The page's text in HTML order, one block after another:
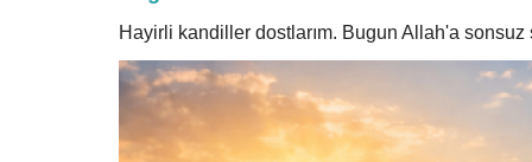
Hayirli kandiller dostlarım. Bugun Allah'a